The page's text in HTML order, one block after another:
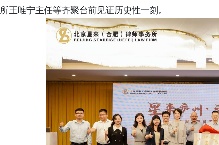
所王唯宁主任等齐聚台前见证历史性一刻。